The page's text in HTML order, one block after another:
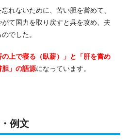
れないために、苦い胆を嘗めて、
て国力を取り戻すと呉を攻め、夫
でした。
の上で寝る（臥薪）」と「肝を嘗め
胆」の語源になっています。
例文